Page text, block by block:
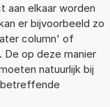
aan elkaar worden
er bijvoorbeeld zo
column' of
op deze manier
natuurlijk bij
betreffende